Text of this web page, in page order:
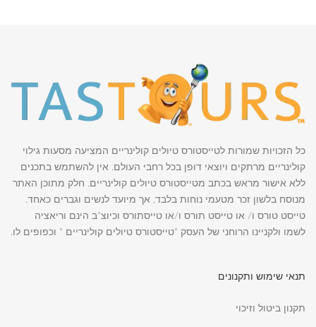
כל הזכויות שמורות לטייסטורס טיולים קולינריים המציעה מסעות גילוי
קולינריים מרתקים ויוצאי דופן בכל רחבי העולם. אין להשתמש בתכנים
ללא אישור מראש בכתב מטייסטורס טיולים קולינריים. חלק מתוכן האתר
מנוסח בלשון זכר מטעמי נוחות בלבד, אך מיועד לנשים וגברים כאחד.
טייסט טורס ו/ או טייסט תורס ו/או טייסתורס וכיוצ"ב הינם וריאציה
לשמו ולקניינו הרוחני של העסק "טייסטורס טיולים קולינריים " וכפופים לו.
תנאי שימוש ותקנונים
תקנון ביטול וזיכוי